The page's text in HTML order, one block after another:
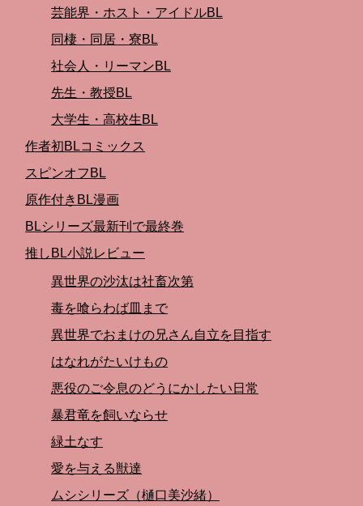
芸能界・ホスト・アイドルBL
同棲・同居・寮BL
社会人・リーマンBL
先生・教授BL
大学生・高校生BL
作者初BLコミックス
スピンオフBL
原作付きBL漫画
BLシリーズ最新刊で最終巻
推しBL小説レビュー
異世界の沙汰は社畜次第
毒を喰らわば皿まで
異世界でおまけの兄さん自立を目指す
はなれがたいけもの
悪役のご令息のどうにかしたい日常
暴君竜を飼いならせ
緑土なす
愛を与える獣達
ムシシリーズ（樋口美沙緒）